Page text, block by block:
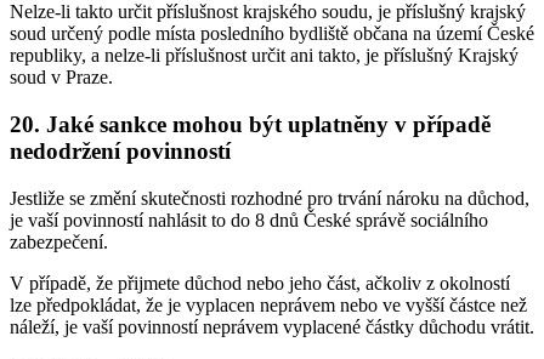
Nelze-li takto určit příslušnost krajského soudu, je příslušný krajský
soud určený podle místa posledního bydliště občana na území České
republiky, a nelze-li příslušnost určit ani takto, je příslušný Krajský
soud v Praze.
20. Jaké sankce mohou být uplatněny v případě
nedodržení povinností
Jestliže se změní skutečnosti rozhodné pro trvání nároku na důchod,
je vaší povinností nahlásit to do 8 dnů České správě sociálního
zabezpečení.
V případě, že přijmete důchod nebo jeho část, ačkoliv z okolností
lze předpokládat, že je vyplacen neprávem nebo ve vyšší částce než
náleží, je vaší povinností neprávem vyplacené částky důchodu vrátit.